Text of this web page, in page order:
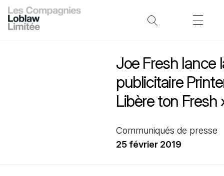
Joe Fresh lance
publicitaire
Libère ton Fresh
Communiqués de presse
25 février 2019